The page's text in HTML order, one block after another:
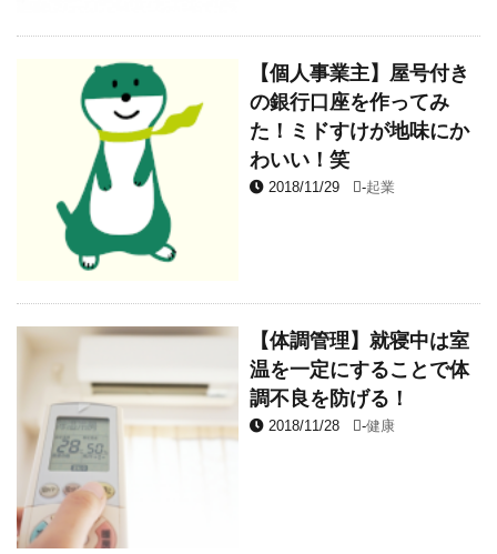
【個人事業主】屋号付き
の銀行口座を作ってみ
た！ミドすけが地味にか
わいい！笑
2018/11/29 -起業
【体調管理】就寝中は室
温を一定にすることで体
調不良を防げる！
2018/11/28 -健康